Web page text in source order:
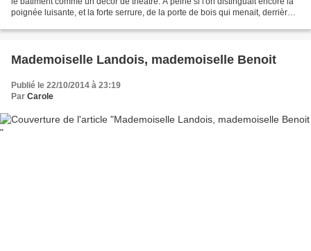
poignée luisante, et la forte serrure, de la porte de bois qui menait, derrière
Mademoiselle Landois, mademoiselle Benoit
Publié le 22/10/2014 à 23:19
Par Carole